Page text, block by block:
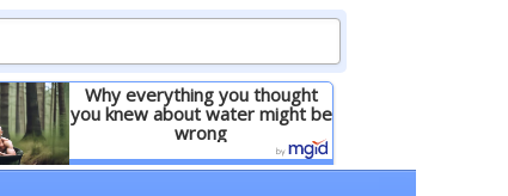
Why everything you thought
you knew about water might be
wrong
Детальніше